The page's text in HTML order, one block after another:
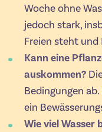
Woche ohne
jedoch stark,
Freien steht und
Kann eine
auskommen?
Bedingungen
ein
Wie viel Wasser